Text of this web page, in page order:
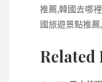
推薦,韓國去哪
國旅遊景點推
Related